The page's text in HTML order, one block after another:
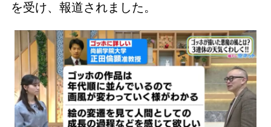
を受け、報道されました。